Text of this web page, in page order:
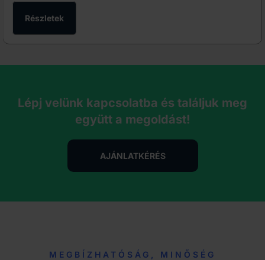
Részletek
Lépj velünk kapcsolatba és találjuk meg
együtt a megoldást!
AJÁNLATKÉRÉS
MEGBÍZHATÓSÁG, MINŐSÉG